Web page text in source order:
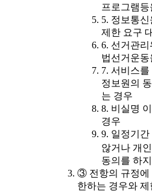
프로그램
5. 정보통
제한 요구
6. 선거관
법선거운동
7. 서비스
정보원의
는 경우
8. 비실명
경우
9. 일정기간
않거나 개
동의를 하
③ 전항의 규정에
한하는 경우와 제